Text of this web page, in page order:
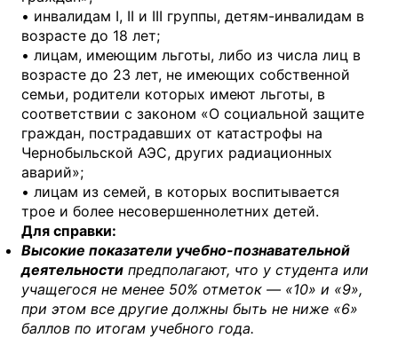
• инвалидам I, II и III группы, детям-инвалидам в
возрасте до 18 лет;
• лицам, имеющим льготы, либо из числа лиц в
возрасте до 23 лет, не имеющих собственной
семьи, родители которых имеют льготы, в
соответствии с законом «О социальной защите
граждан, пострадавших от катастрофы на
Чернобыльской АЭС, других радиационных
аварий»;
• лицам из семей, в которых воспитывается
трое и более несовершеннолетних детей.
Для справки:
Высокие показатели учебно-познавательной
деятельности предполагают, что у студента или
учащегося не менее 50% отметок — «10» и «9»,
при этом все другие должны быть не ниже «6»
баллов по итогам учебного года.